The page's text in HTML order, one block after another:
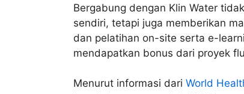
Bergabung dengan Klin Water
sendiri, tetapi juga memberikan
dan pelatihan on-site serta e-
mendapatkan bonus dari proyek
Menurut informasi dari World